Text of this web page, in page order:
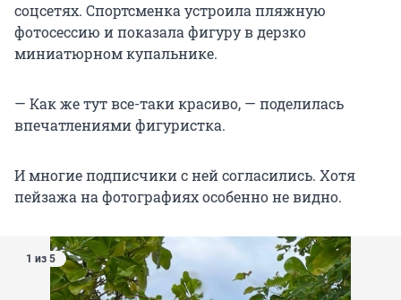
соцсетях. Спортсменка устроила пляжную
фотосессию и показала фигуру в дерзко
миниатюрном купальнике.
— Как же тут все-таки красиво, — поделилась
впечатлениями фигуристка.
И многие подписчики с ней согласились. Хотя
пейзажа на фотографиях особенно не видно.
1 из 5